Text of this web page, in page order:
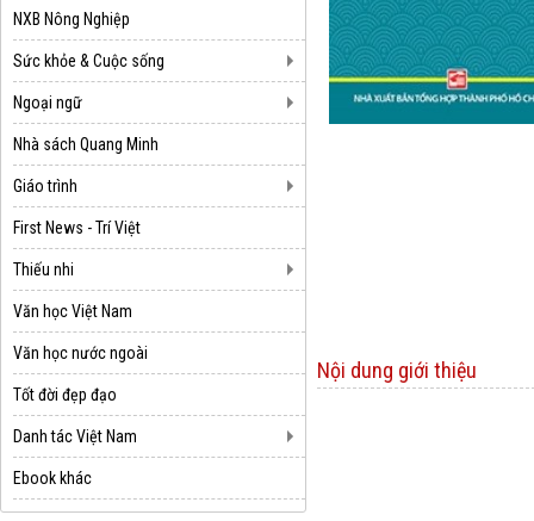
NXB Nông Nghiệp
Sức khỏe & Cuộc sống
Ngoại ngữ
Nhà sách Quang Minh
Giáo trình
First News - Trí Việt
Thiếu nhi
Văn học Việt Nam
Văn học nước ngoài
Tốt đời đẹp đạo
Danh tác Việt Nam
Ebook khác
Nội dung giới thiệu